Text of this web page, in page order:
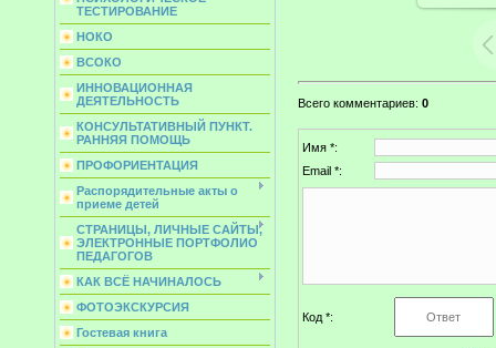
ТЕСТИРОВАНИЕ
НОКО
ВСОКО
ИННОВАЦИОННАЯ
ДЕЯТЕЛЬНОСТЬ
КОНСУЛЬТАТИВНЫЙ ПУНКТ.
РАННЯЯ ПОМОЩЬ
ПРОФОРИЕНТАЦИЯ
Распорядительные акты о
приеме детей
СТРАНИЦЫ, ЛИЧНЫЕ САЙТЫ,
ЭЛЕКТРОННЫЕ ПОРТФОЛИО
ПЕДАГОГОВ
КАК ВСЁ НАЧИНАЛОСЬ
ФОТОЭКСКУРСИЯ
Гостевая книга
Всего комментариев: 0
Имя *:
Email *:
Код *: